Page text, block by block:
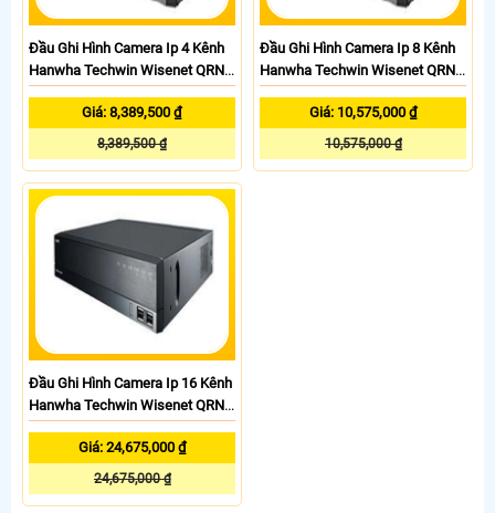
Đầu Ghi Hình Camera Ip 4 Kênh
Hanwha Techwin Wisenet QRN-
Giá: 8,389,500 ₫
8,389,500 ₫
Đầu Ghi Hình Camera Ip 8 Kênh
Hanwha Techwin Wisenet QRN-
Giá: 10,575,000 ₫
10,575,000 ₫
Đầu Ghi Hình Camera Ip 16 Kênh
Hanwha Techwin Wisenet QRN-
Giá: 24,675,000 ₫
24,675,000 ₫